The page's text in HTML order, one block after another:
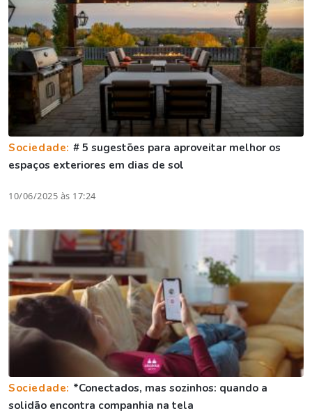
Sociedade: # 5 sugestões para aproveitar melhor os
espaços exteriores em dias de sol
10/06/2025 às 17:24
Sociedade: *Conectados, mas sozinhos: quando a
solidão encontra companhia na tela